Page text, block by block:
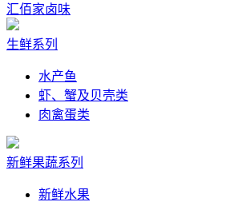
汇佰家卤味
生鲜系列
水产鱼
虾、蟹及贝壳类
肉禽蛋类
新鲜果蔬系列
新鲜水果